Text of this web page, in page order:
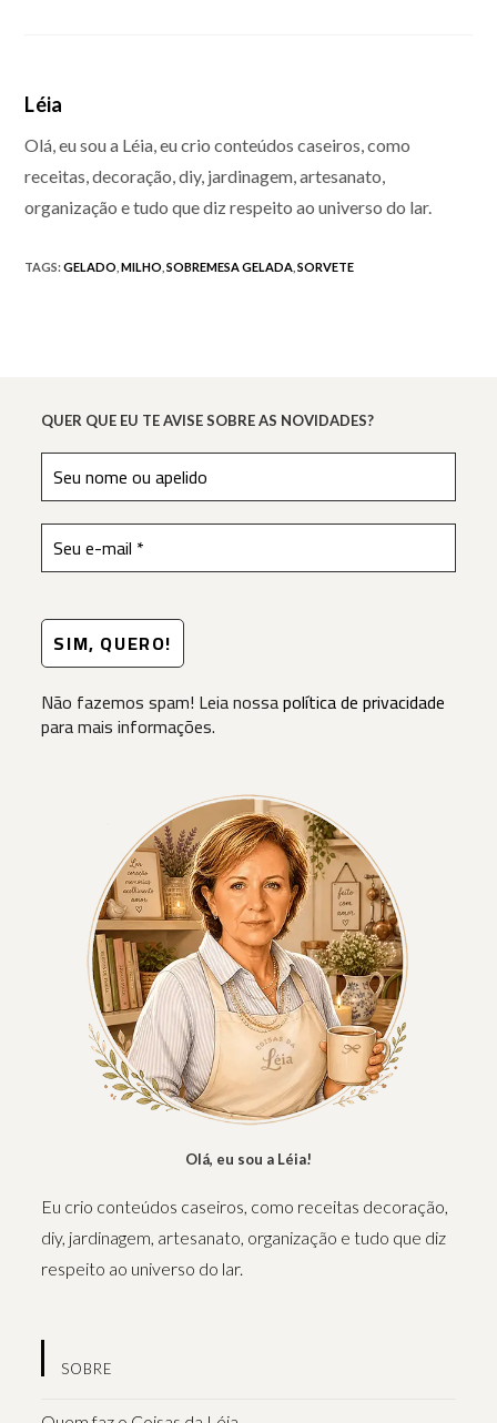
Léia
Olá, eu sou a Léia, eu crio conteúdos caseiros, como
receitas, decoração, diy, jardinagem, artesanato,
organização e tudo que diz respeito ao universo do lar.
TAGS:GELADO MILHO SOBREMESA GELADA SORVETE
QUER QUE EU TE AVISE SOBRE AS NOVIDADES?
Não fazemos spam! Leia nossapolítica de privacidade
para mais informações.
Olá, eu sou a Léia!
Eu crio conteúdos caseiros, como receitas decoração,
diy, jardinagem, artesanato, organização e tudo que diz
respeito ao universo do lar.
SOBRE